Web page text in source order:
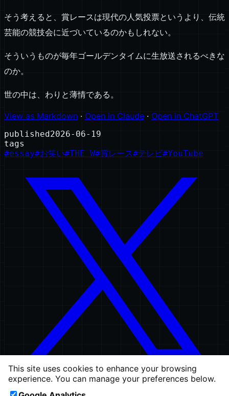
そう考えると、賞レースは現代の人気投票というより、伝統
芸能の競技会に近づいているのかもしれない。
そういうものが毎年ゴールデンタイムに生放送されるべきな
のか。
世の中は、わりと薄情である。
View as Markdown · Open in Claude · Open in ChatGPT
published 2026-06-19
tags
#essay#お笑い#THE W#賞レース#テレビ#YouTube
permalink
This site uses cookies to enhance your browsing
experience. You can manage your preferences below.